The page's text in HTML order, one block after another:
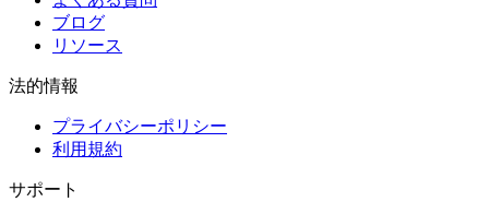
ブログ
リソース
法的情報
プライバシーポリシー
利用規約
サポート